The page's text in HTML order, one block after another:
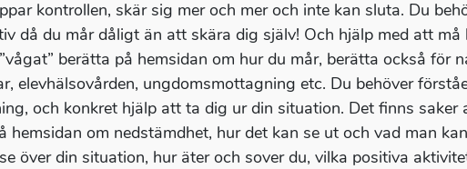
kontrollen, skär sig mer och mer och inte kan sluta. Du
då du mår dåligt än att skära dig själv! Och hjälp med att må
berätta på hemsidan om hur du mår, berätta också för
elevhälsovården, ungdomsmottagning etc. Du behöver
och konkret hjälp att ta dig ur din situation. Det finns
hemsidan om nedstämdhet, hur det kan se ut och vad man
över din situation, hur äter och sover du, vilka positiva